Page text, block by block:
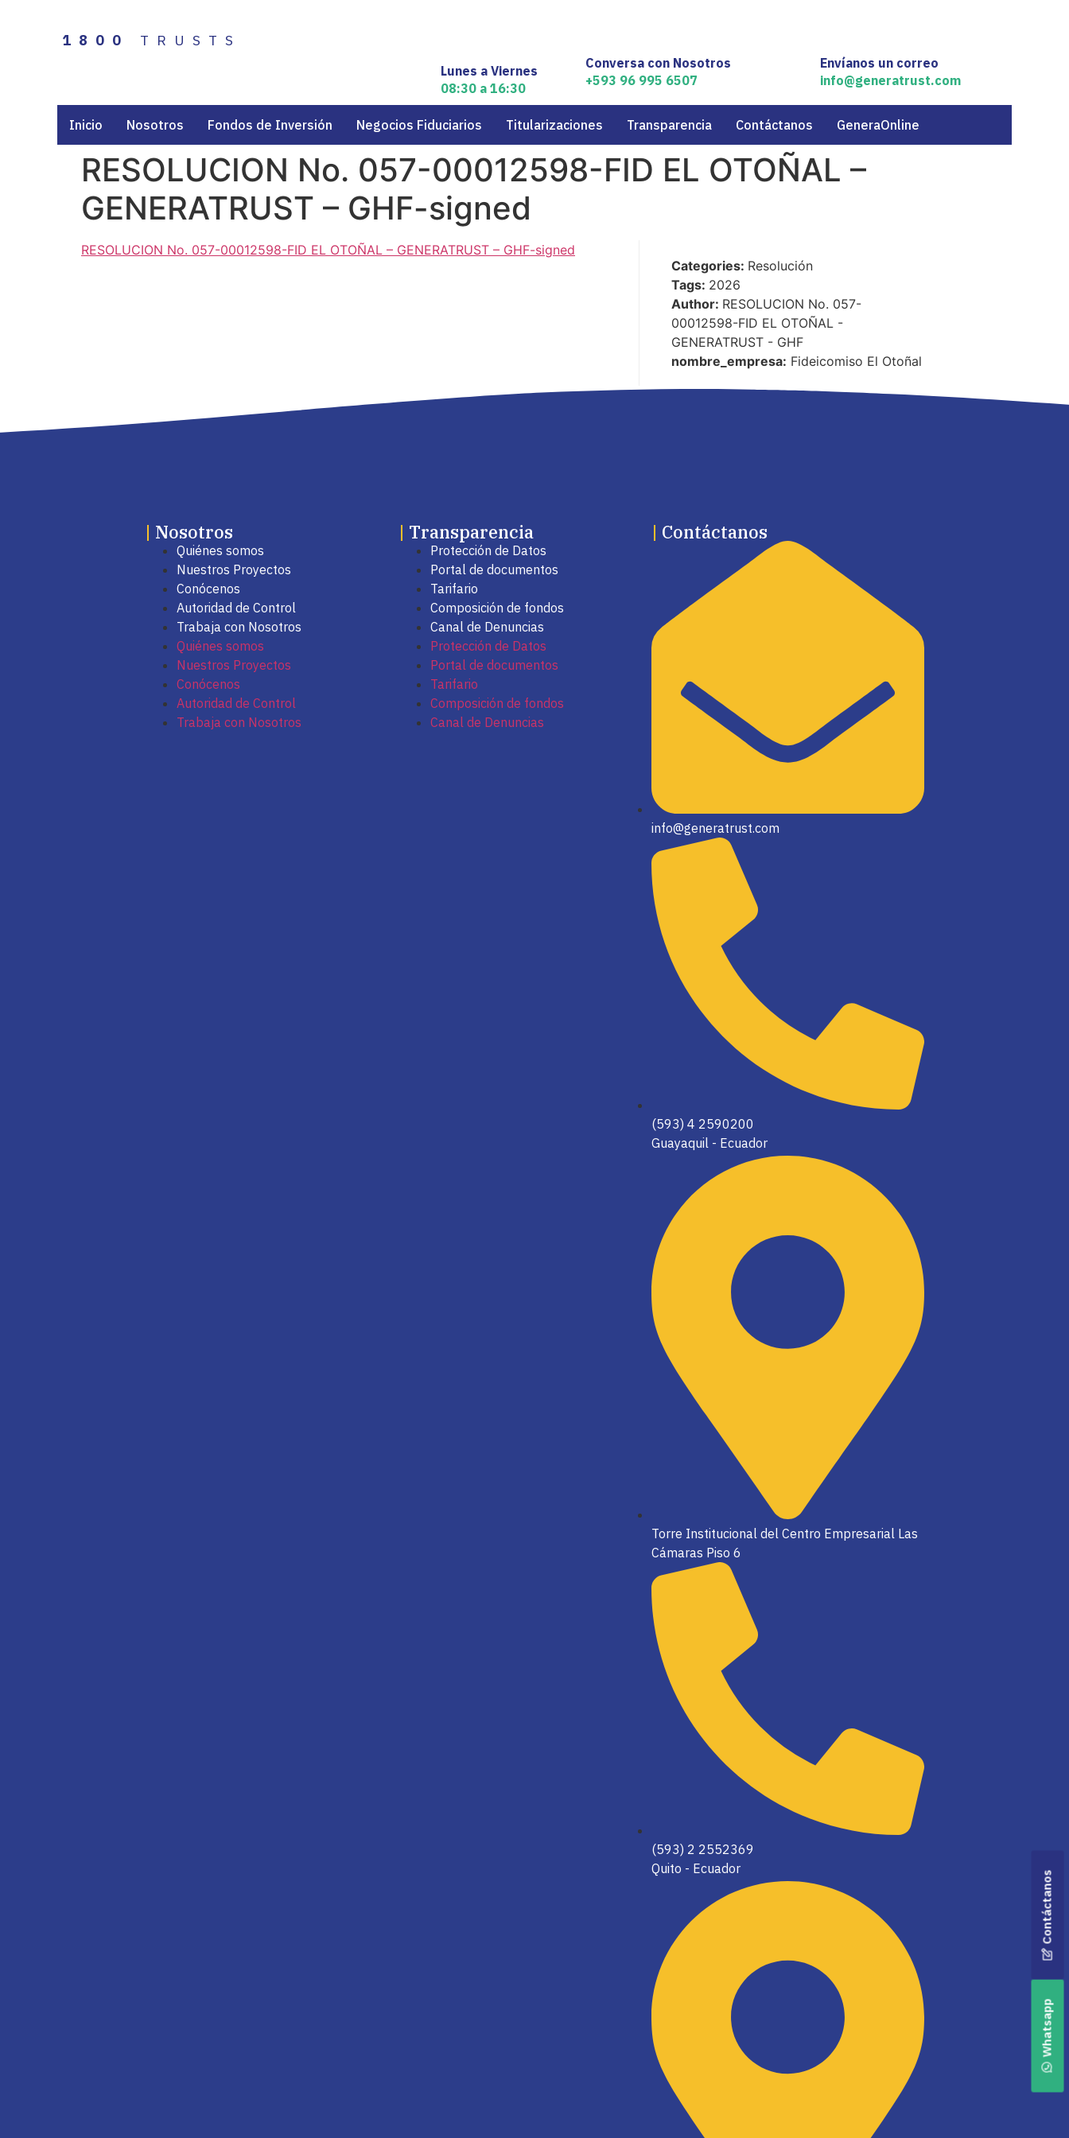
1800 TRUSTS
Lunes a Viernes
08:30 a 16:30
Conversa con Nosotros
+593 96 995 6507
Envíanos un correo
info@generatrust.com
Inicio Nosotros Fondos de Inversión Negocios Fiduciarios Titularizaciones Transparencia Contáctanos GeneraOnline
Whatsapp
Contáctanos
RESOLUCION No. 057-00012598-FID EL OTOÑAL –
GENERATRUST – GHF-signed
RESOLUCION No. 057-00012598-FID EL OTOÑAL – GENERATRUST – GHF-signed
Categories: Resolución
Tags: 2026
Author: RESOLUCION No. 057-
00012598-FID EL OTOÑAL -
GENERATRUST - GHF
nombre_empresa: Fideicomiso El Otoñal
| Nosotros
Quiénes somos
Nuestros Proyectos
Conócenos
Autoridad de Control
Trabaja con Nosotros
Quiénes somos
Nuestros Proyectos
Conócenos
Autoridad de Control
Trabaja con Nosotros
| Transparencia
Protección de Datos
Portal de documentos
Tarifario
Composición de fondos
Canal de Denuncias
Protección de Datos
Portal de documentos
Tarifario
Composición de fondos
Canal de Denuncias
| Contáctanos
info@generatrust.com
(593) 4 2590200
Guayaquil - Ecuador
Torre Institucional del Centro Empresarial Las
Cámaras Piso 6
(593) 2 2552369
Quito - Ecuador